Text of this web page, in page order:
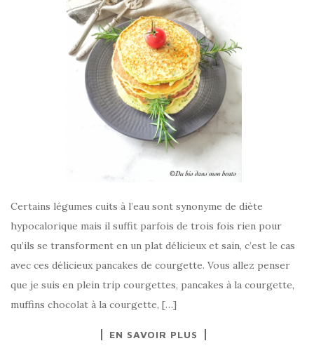
Certains légumes cuits à l’eau sont synonyme de diète
hypocalorique mais il suffit parfois de trois fois rien pour
qu’ils se transforment en un plat délicieux et sain, c’est le cas
avec ces délicieux pancakes de courgette. Vous allez penser
que je suis en plein trip courgettes, pancakes à la courgette,
muffins chocolat à la courgette, […]
EN SAVOIR PLUS